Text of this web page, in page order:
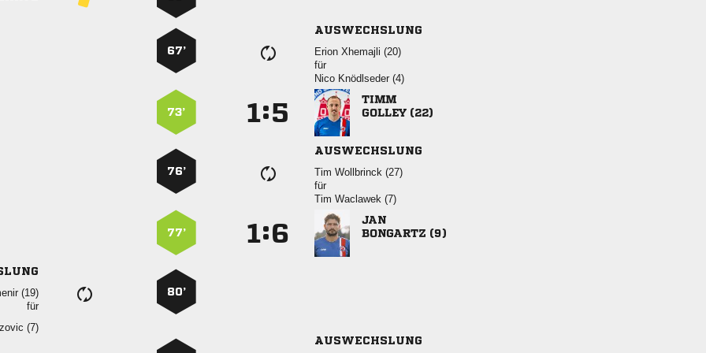
67’
AUSWECHSLUNG
  
für
  
73’ :

 
76’
AUSWECHSLUNG
  
für
  
77’ :

 

für

80’
AUSWECHSLUNG